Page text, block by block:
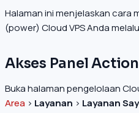
Halaman ini menjelaskan cara
(power) Cloud VPS Anda
Akses Panel
Buka halaman pengelolaan
Area > Layanan > Layanan